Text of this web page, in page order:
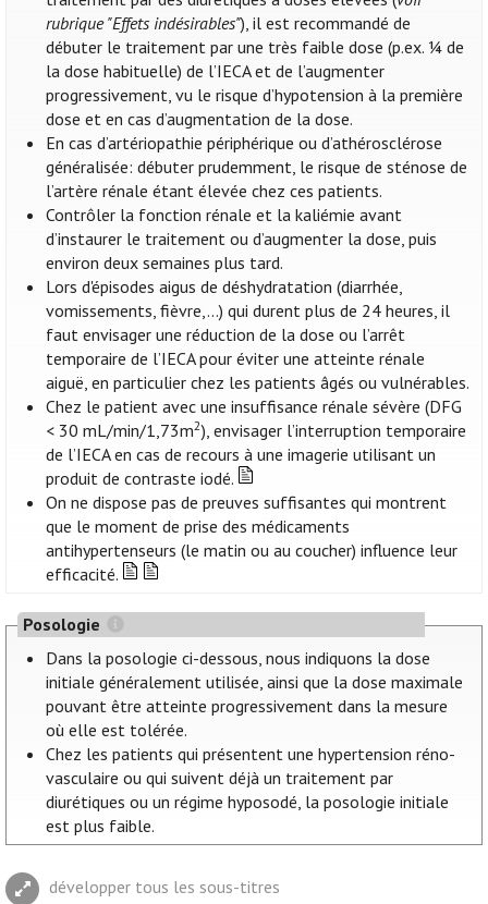
rubrique "Effets indésirables"), il est recommandé de
débuter le traitement par une très faible dose (p.ex. ¼ de
la dose habituelle) de l’IECA et de l’augmenter
progressivement, vu le risque d’hypotension à la première
dose et en cas d’augmentation de la dose.
En cas d’artériopathie périphérique ou d’athérosclérose
généralisée: débuter prudemment, le risque de sténose de
l’artère rénale étant élevée chez ces patients.
Contrôler la fonction rénale et la kaliémie avant
d’instaurer le traitement ou d’augmenter la dose, puis
environ deux semaines plus tard.
Lors d'épisodes aigus de déshydratation (diarrhée,
vomissements, fièvre,...) qui durent plus de 24 heures, il
faut envisager une réduction de la dose ou l’arrêt
temporaire de l’IECA pour éviter une atteinte rénale
aiguë, en particulier chez les patients âgés ou vulnérables.
Chez le patient avec une insuffisance rénale sévère (DFG
< 30 mL/min/1,73m2), envisager l’interruption temporaire
de l’IECA en cas de recours à une imagerie utilisant un
produit de contraste iodé.
On ne dispose pas de preuves suffisantes qui montrent
que le moment de prise des médicaments
antihypertenseurs (le matin ou au coucher) influence leur
efficacité.
Posologie
Dans la posologie ci-dessous, nous indiquons la dose
initiale généralement utilisée, ainsi que la dose maximale
pouvant être atteinte progressivement dans la mesure
où elle est tolérée.
Chez les patients qui présentent une hypertension réno-
vasculaire ou qui suivent déjà un traitement par
diurétiques ou un régime hyposodé, la posologie initiale
est plus faible.
développer tous les sous-titres